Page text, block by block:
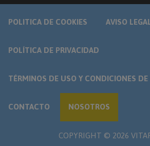
POLITICA DE COOKIES AVISO
POLÍTICA DE PRIVACIDAD
TÉRMINOS DE USO Y CONDICIONES DE
CONTACTO NOSOTROS
COPYRIGHT © 2026